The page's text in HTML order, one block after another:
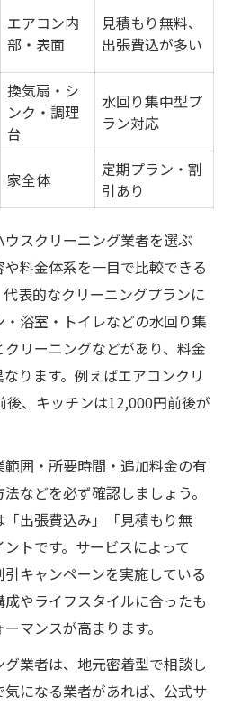
エアコン内
部・表面
見積もり無料、
出張費込が多い
換気扇・シ
ンク・調理
台
水回り集中型プ
ラン対応
家全体
定期プラン・割
引あり
スクリーニング業者を選ぶ
料金体系を一目で比較できる
表的なクリーニングプランに
浴室・トイレなどの水回り集
リーニングなどがあり、料金
ります。例えばエアコンクリ
、キッチンは12,000円前後が
囲・所要時間・追加料金の有
などを必ず確認しましょう。
出張費込み」「見積もり無
トです。サービスによって
キャンペーンを実施している
やライフスタイルに合ったも
マンスが高まります。
業者は、地元密着型で相談し
になる業者があれば、公式サ